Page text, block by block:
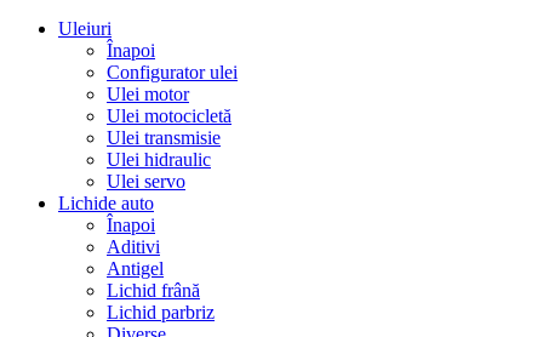
Uleiuri
Înapoi
Configurator ulei
Ulei motor
Ulei motocicletă
Ulei transmisie
Ulei hidraulic
Ulei servo
Lichide auto
Înapoi
Aditivi
Antigel
Lichid frână
Lichid parbriz